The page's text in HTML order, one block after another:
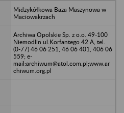
Midzykółkowa Baza Maszynowa w
Maciowakrzach
Archiwa Opolskie Sp. z o.o. 49-100
Niemodlin ul.Korfantego 42 A, tel.
(0-77) 46 06 251, 46 06 401, 406 06
559; e-
mail:archiwum@atol.com.pl;www.ar
chiwum.org.pl